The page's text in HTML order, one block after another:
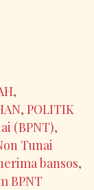
,
, POLITIK
(BPNT),
Tunai
bansos,
BPNT